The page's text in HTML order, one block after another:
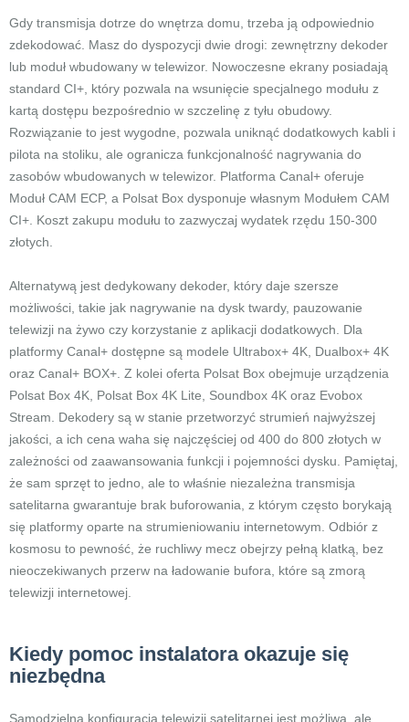
Gdy transmisja dotrze do wnętrza domu, trzeba ją odpowiednio
zdekodować. Masz do dyspozycji dwie drogi: zewnętrzny dekoder
lub moduł wbudowany w telewizor. Nowoczesne ekrany posiadają
standard CI+, który pozwala na wsunięcie specjalnego modułu z
kartą dostępu bezpośrednio w szczelinę z tyłu obudowy.
Rozwiązanie to jest wygodne, pozwala uniknąć dodatkowych kabli i
pilota na stoliku, ale ogranicza funkcjonalność nagrywania do
zasobów wbudowanych w telewizor. Platforma Canal+ oferuje
Moduł CAM ECP, a Polsat Box dysponuje własnym Modułem CAM
CI+. Koszt zakupu modułu to zazwyczaj wydatek rzędu 150-300
złotych.
Alternatywą jest dedykowany dekoder, który daje szersze
możliwości, takie jak nagrywanie na dysk twardy, pauzowanie
telewizji na żywo czy korzystanie z aplikacji dodatkowych. Dla
platformy Canal+ dostępne są modele Ultrabox+ 4K, Dualbox+ 4K
oraz Canal+ BOX+. Z kolei oferta Polsat Box obejmuje urządzenia
Polsat Box 4K, Polsat Box 4K Lite, Soundbox 4K oraz Evobox
Stream. Dekodery są w stanie przetworzyć strumień najwyższej
jakości, a ich cena waha się najczęściej od 400 do 800 złotych w
zależności od zaawansowania funkcji i pojemności dysku. Pamiętaj,
że sam sprzęt to jedno, ale to właśnie niezależna transmisja
satelitarna gwarantuje brak buforowania, z którym często borykają
się platformy oparte na strumieniowaniu internetowym. Odbiór z
kosmosu to pewność, że ruchliwy mecz obejrzy pełną klatką, bez
nieoczekiwanych przerw na ładowanie bufora, które są zmorą
telewizji internetowej.
Kiedy pomoc instalatora okazuje się
niezbędna
Samodzielna konfiguracja telewizji satelitarnej jest możliwa, ale